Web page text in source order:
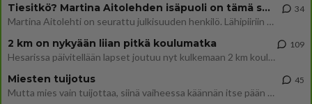
Tiesitkö? Martina Aitolehden isäpuoli on tämä suosittu laulaja
Martina Aitolehti on seurattu julkisuuden henkilö. Lähipiiriin mahtuu muitakin tunnettuja henkilöitä. Tiesitkö, että Ma
34
2 km on nykyään liian pitkä koulumatka
Hesarissa päivitellään lapset joutuu nyt kulkemaan 2 km kouluun jösses. Ruostefillarilla tuo matka menee vaikka miten äk
109
Miesten tuijotus
Mutta mies vain tuijottaa, siinä vaiheessa käännän itse pään pois. Mikä juttu? Yleensä jos joku tuijottaa tai katsoo, hä
45